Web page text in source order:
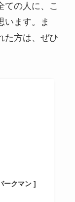
ての人に、こ
います。ま
た方は、ぜひ
ークマン ]